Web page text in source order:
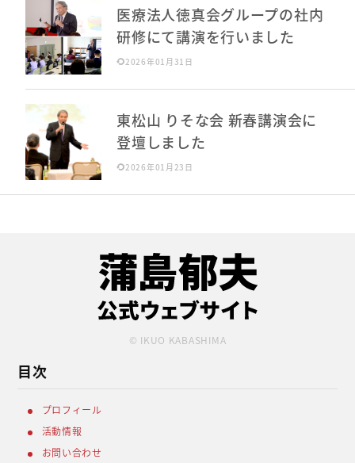
医療法人徳真会グループの社内
研修にて講演を行いました
2026年01月31日
東松山 りそな会 新春講演会に
登壇しました
2026年01月23日
© IKUO KABASHIMA
目次
プロフィール
活動情報
お問い合わせ